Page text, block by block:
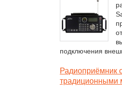
подключения
Радиоприёмник
традиционными